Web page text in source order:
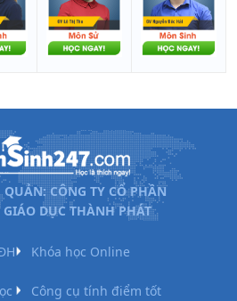
CÔNG TY CỔ PHẦN
GIÁO DỤC THÀNH PHÁT
Khóa học Online
Công cụ tính điểm tốt